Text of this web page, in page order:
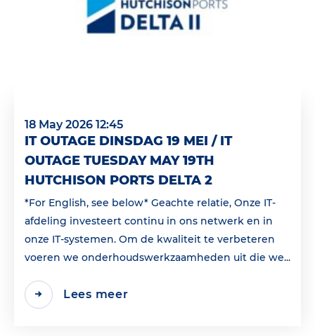
18 May 2026 12:45
IT OUTAGE DINSDAG 19 MEI / IT
OUTAGE TUESDAY MAY 19TH
HUTCHISON PORTS DELTA 2
*For English, see below* Geachte relatie, Onze IT-
afdeling investeert continu in ons netwerk en in
onze IT-systemen. Om de kwaliteit te verbeteren
voeren we onderhoudswerkzaamheden uit die we...
Lees meer